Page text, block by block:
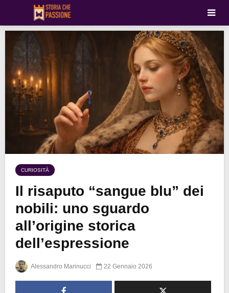
CURIOSITÀ
Il risaputo “sangue blu” dei
nobili: uno sguardo
all’origine storica
dell’espressione
Alessandro Marinucci 22 Gennaio 2026